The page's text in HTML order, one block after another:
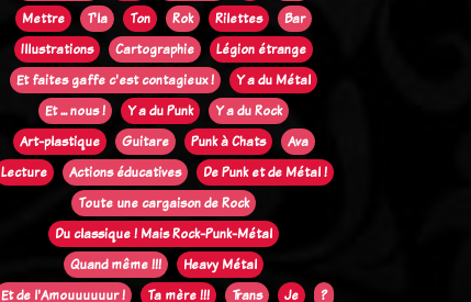
Mettre
T'la Ton Rok Rilettes
Bar
Illustrations
Cartographie
Légion étrange
Et faites gaffe c'est contagieux !
Y a du Métal
Et ... nous !
Y a du Punk
Y a du Rock
Art-plastique
Guitare Punk à Chats
Ava
Lecture
Actions éducatives
De Punk et de Métal !
Toute une cargaison de Rock
Du classique ! Mais Rock-Punk-Métal
Quand même !!!
Heavy Métal
Et de l'Amouuuuuur !
Ta mère !!! Trans Je ?